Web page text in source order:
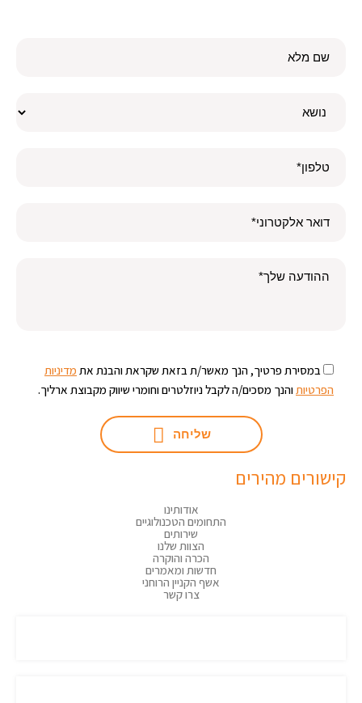
במסירת פרטיך, הנך מאשר/ת בזאת שקראת והבנת את מדיניות
הפרטיות והנך מסכים/ה לקבל ניוזלטרים וחומרי שיווק מקבוצת ארליך.
שליחה
קישורים מהירים
אודותינו
התחומים הטכנולוגיים
שירותים
הצוות שלנו
הכרה והוקרה
חדשות ומאמרים
אשף הקניין הרוחני
צרו קשר